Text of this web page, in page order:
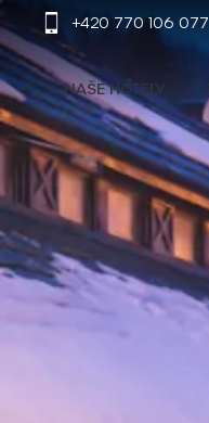
+420 770 106 077
NAŠE HOTELY